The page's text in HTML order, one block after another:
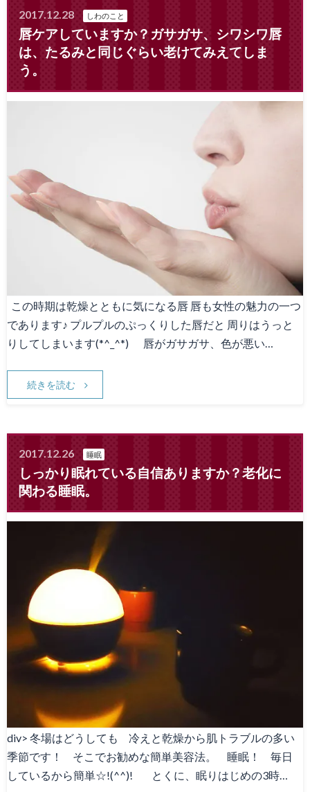
2017.12.28 しわのこと
唇ケアしていますか？ガサガサ、シワシワ唇
は、たるみと同じぐらい老けてみえてしま
う。
この時期は乾燥とともに気になる唇 唇も女性の魅力の一つ
であります♪ プルプルのぷっくりした唇だと 周りはうっと
りしてしまいます(*^_^*) 唇がガサガサ、色が悪い…
続きを読む
2017.12.26 睡眠
しっかり眠れている自信ありますか？老化に
関わる睡眠。
div> 冬場はどうしても 冷えと乾燥から肌トラブルの多い
季節です！ そこでお勧めな簡単美容法。 睡眠！ 毎日
しているから簡単☆!(^^)! とくに、眠りはじめの3時…